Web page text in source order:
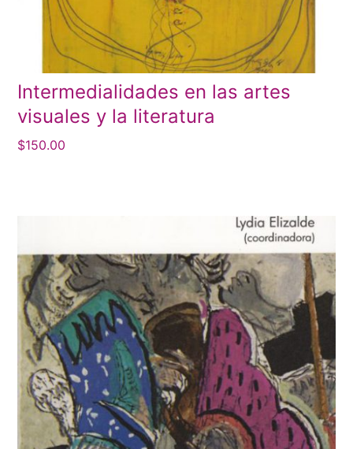
Intermedialidades en las artes
visuales y la literatura
$150.00